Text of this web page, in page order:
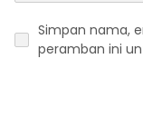
Simpan nama,
peramban ini